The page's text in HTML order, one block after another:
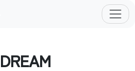
DREAM